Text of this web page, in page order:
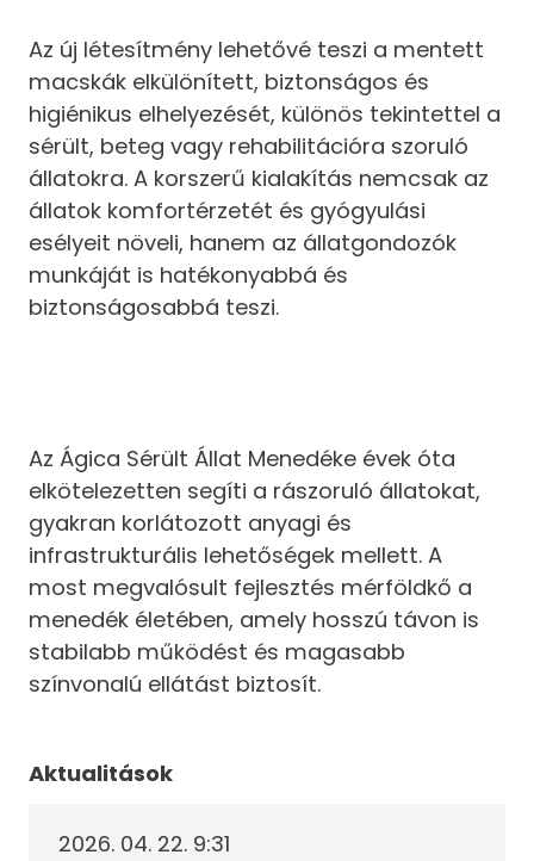
Az új létesítmény lehetővé teszi a mentett
macskák elkülönített, biztonságos és
higiénikus elhelyezését, különös tekintettel a
sérült, beteg vagy rehabilitációra szoruló
állatokra. A korszerű kialakítás nemcsak az
állatok komfortérzetét és gyógyulási
esélyeit növeli, hanem az állatgondozók
munkáját is hatékonyabbá és
biztonságosabbá teszi.
Az Ágica Sérült Állat Menedéke évek óta
elkötelezetten segíti a rászoruló állatokat,
gyakran korlátozott anyagi és
infrastrukturális lehetőségek mellett. A
most megvalósult fejlesztés mérföldkő a
menedék életében, amely hosszú távon is
stabilabb működést és magasabb
színvonalú ellátást biztosít.
Aktualitások
2026. 04. 22. 9:31